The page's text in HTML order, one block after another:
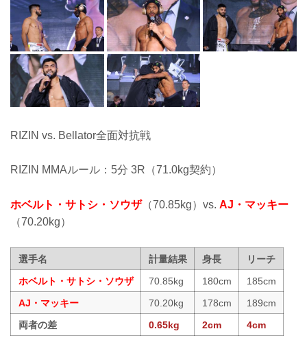
RIZIN vs. Bellator全面対抗戦
RIZIN MMAルール：5分 3R（71.0kg契約）
ホベルト・サトシ・ソウザ（70.85kg）vs. AJ・マッキー
（70.20kg）
選手名 計量結果 身長
リーチ
ホベルト・サトシ・ソウザ
70.85kg 180cm
185cm
AJ・マッキー
70.20kg 178cm
189cm
両者の差
0.65kg 2cm 4cm